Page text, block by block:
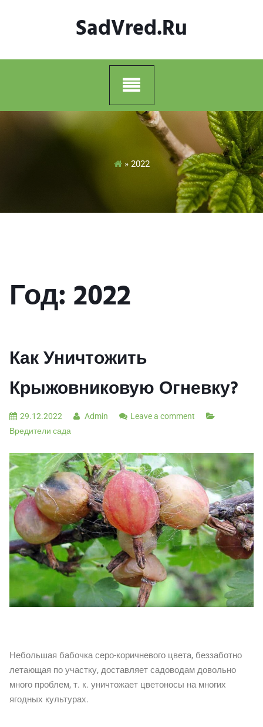
SadVred.ru
» 2022
Год: 2022
Как Уничтожить
Крыжовниковую Огневку?
29.12.2022 Admin
Leave a comment
Вредители сада
Небольшая бабочка серо-коричневого цвета, беззаботно
летающая по участку, доставляет садоводам довольно
много проблем, т. к. уничтожает цветоносы на многих
ягодных культурах.